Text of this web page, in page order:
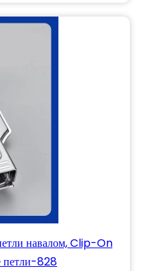
навалом, Clip-On
петли-828